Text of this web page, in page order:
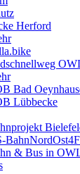
Herford
Bad
Lübbecke
& Bus in